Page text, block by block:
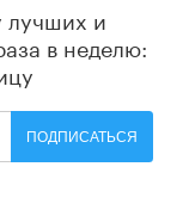
лучших и
в неделю:
ПОДПИСАТЬСЯ